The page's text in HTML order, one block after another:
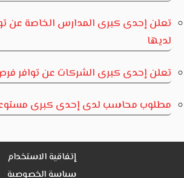
تعلن إحدى كبرى المدارس الخاصة عن
لديها
تعلن إحدى كبرى الشركات عن توافر
مطلوب محاسب لدى إحدى كبرى
إتفاقية الاستخدام
سياسة الخصوصية